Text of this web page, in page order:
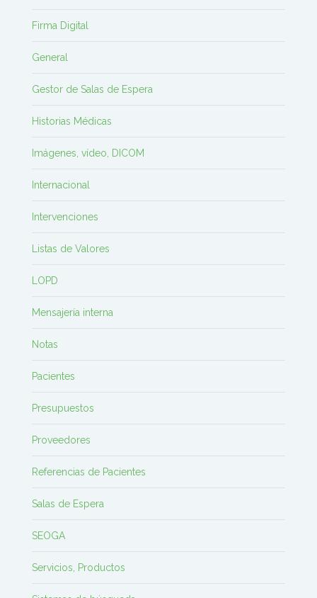
Firma Digital
General
Gestor de Salas de Espera
Historias Médicas
Imágenes, vídeo, DICOM
Internacional
Intervenciones
Listas de Valores
LOPD
Mensajería interna
Notas
Pacientes
Presupuestos
Proveedores
Referencias de Pacientes
Salas de Espera
SEOGA
Servicios, Productos